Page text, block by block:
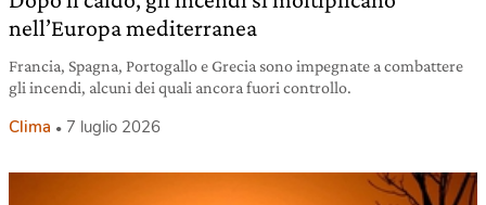
nell’Europa mediterranea
Francia, Spagna, Portogallo e Grecia sono impegnate a combattere
gli incendi, alcuni dei quali ancora fuori controllo.
Clima 7 luglio 2026